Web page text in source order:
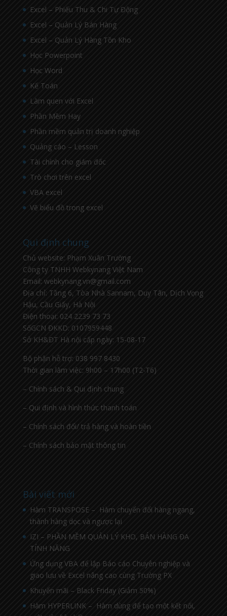
Excel – Phiếu Thu & Chi Tự Động
Excel – Quản Lý Bán Hàng
Excel – Quản Lý Hàng Tồn Kho
Học Powerpoint
Học Word
Kế Toán
Làm quen với Excel
Phần Mềm Hay
Phần mềm quản trị doanh nghiệp
Quảng cáo – Lesson
Tài chính cho giám đốc
Trò chơi trên excel
VBA excel
Vẽ biểu đồ trong excel
Qui định chung
Chủ website: Phạm Xuân Trường
Công ty TNHH Webkynang Việt Nam
Email: webkynang.vn@gmail.com
Địa chỉ: Tầng 6, Tòa Nhà Sannam, Duy Tân, Dịch Vọng
Hậu, Cầu Giấy, Hà Nội
Điện thoại: 024 2239 73 73
SốGCN ĐKKD: 0107959448
Sở KH&ĐT Hà nội cấp ngày: 15-08-17
Bộ phận hỗ trợ: 038 997 8430
Thời gian làm việc: 9h00 – 17h00 (T2-T6)
– Chính sách & Qui định chung
– Qui định và hình thức thanh toán
– Chính sách đổi/ trả hàng và hoàn tiền
– Chính sách bảo mật thông tin
Bài viết mới
Hàm TRANSPOSE – Hàm chuyển đổi hàng ngang,
thành hàng dọc và ngược lại
IZI – PHẦN MỀM QUẢN LÝ KHO, BÁN HÀNG ĐA
TÍNH NĂNG
Ứng dụng VBA để lập Báo cáo Chuyên nghiệp và
giao lưu về Excel nâng cao cùng Trường PX
Khuyến mãi – Black Friday (Giảm 50%)
Hàm HYPERLINK – Hàm dùng để tạo một kết nối,